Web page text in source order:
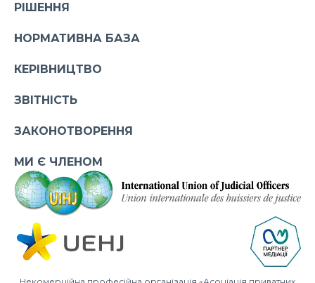
РІШЕННЯ
НОРМАТИВНА БАЗА
КЕРІВНИЦТВО
ЗВІТНІСТЬ
ЗАКОНОТВОРЕННЯ
МИ Є ЧЛЕНОМ